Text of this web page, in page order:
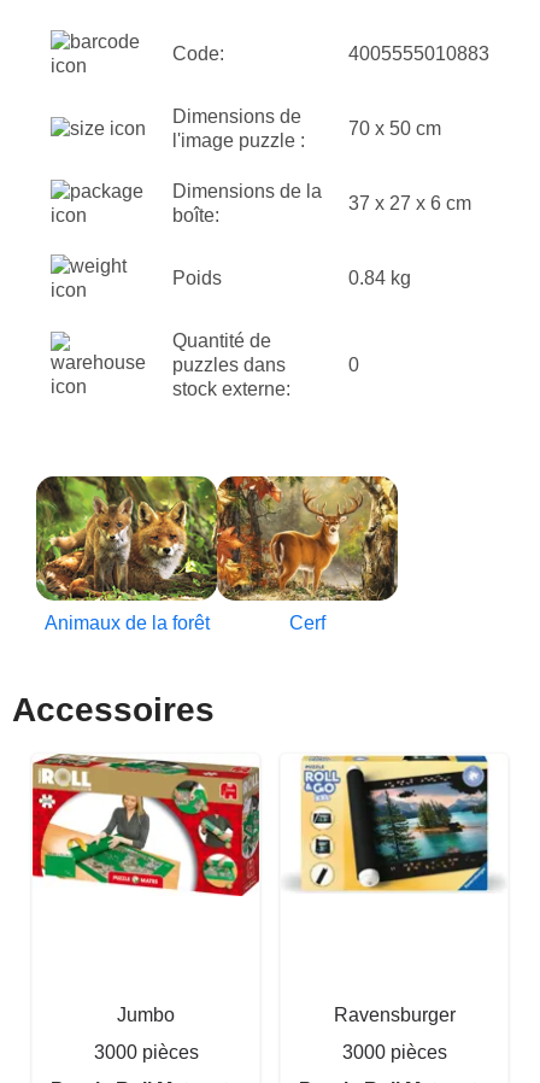
Code: 4005555010883
Dimensions de
l'image puzzle :
70 x 50 cm
Dimensions de la
boîte:
37 x 27 x 6 cm
Poids 0.84 kg
Quantité de
puzzles dans
stock externe:
0
Animaux de la forêt Cerf
Accessoires
Jumbo
3000 pièces
Ravensburger
3000 pièces